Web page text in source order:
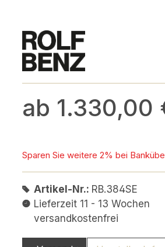
ab 1.330,00
Sparen Sie weitere 2% bei
Artikel-Nr.: RB.384SE
Lieferzeit 11 - 13 Wochen
versandkostenfrei